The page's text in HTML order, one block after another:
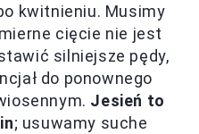
kwitnieniu. Musimy
cięcie nie jest
silniejsze pędy,
do ponownego
Jesień to
; usuwamy suche